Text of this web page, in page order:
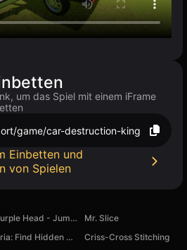
um das Spiel mit einem iFrame
game/car-destruction-king
Einbetten und
von Spielen
Icy Purple Head - Jump and slide dash game
Mr. Slice
Lexoria: Find Hidden Words
Criss-Cross Stitching